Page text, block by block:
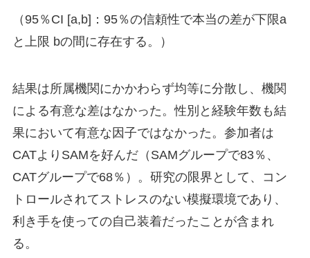
（95％CI [a,b]：95％の信頼性で本当の差が下限a
と上限 bの間に存在する。）
結果は所属機関にかかわらず均等に分散し、機関
による有意な差はなかった。性別と経験年数も結
果において有意な因子ではなかった。参加者は
CATよりSAMを好んだ（SAMグループで83％、
CATグループで68％）。研究の限界として、コン
トロールされてストレスのない模擬環境であり、
利き手を使っての自己装着だったことが含まれ
る。